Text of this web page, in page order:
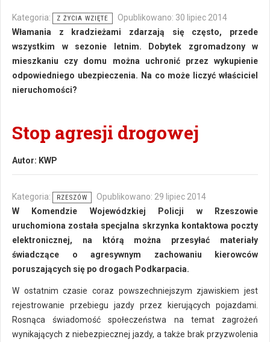
Kategoria: Z ŻYCIA WZIĘTE
Opublikowano: 30 lipiec 2014
Włamania z kradzieżami zdarzają się często, przede
wszystkim w sezonie letnim. Dobytek zgromadzony w
mieszkaniu czy domu można uchronić przez wykupienie
odpowiedniego ubezpieczenia. Na co może liczyć właściciel
nieruchomości?
Stop agresji drogowej
Autor: KWP
Kategoria: RZESZÓW
Opublikowano: 29 lipiec 2014
W Komendzie Wojewódzkiej Policji w Rzeszowie
uruchomiona została specjalna skrzynka kontaktowa poczty
elektronicznej, na którą można przesyłać materiały
świadczące o agresywnym zachowaniu kierowców
poruszających się po drogach Podkarpacia.
W ostatnim czasie coraz powszechniejszym zjawiskiem jest
rejestrowanie przebiegu jazdy przez kierujących pojazdami.
Rosnąca świadomość społeczeństwa na temat zagrożeń
wynikających z niebezpiecznej jazdy, a także brak przyzwolenia